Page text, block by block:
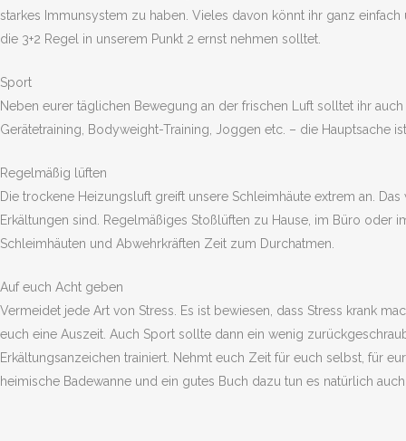
starkes Immunsystem zu haben. Vieles davon könnt ihr ganz
die 3+2 Regel in unserem Punkt 2 ernst nehmen solltet.
Sport
Neben eurer täglichen Bewegung an der frischen Luft solltet ihr
Gerätetraining, Bodyweight-Training, Joggen etc. – die Hauptsache
Regelmäßig lüften
Die trockene Heizungsluft greift unsere Schleimhäute extrem an.
Erkältungen sind. Regelmäßiges Stoßlüften zu Hause, im Büro
Schleimhäuten und Abwehrkräften Zeit zum Durchatmen.
Auf euch Acht geben
Vermeidet jede Art von Stress. Es ist bewiesen, dass Stress krank
euch eine Auszeit. Auch Sport sollte dann ein wenig
Erkältungsanzeichen trainiert. Nehmt euch Zeit für euch selbst, für
heimische Badewanne und ein gutes Buch dazu tun es natürlich